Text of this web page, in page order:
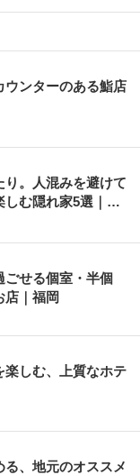
ウンターのある鮨店
り。人混みを避けて
しむ隠れ家5選｜…
ごせる個室・半個
店｜福岡
楽しむ、上質なホテ
、地元のオススメ